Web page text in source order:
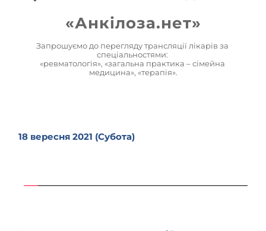
«Анкілоза.нет»
Запрошуємо до перегляду трансляції лікарів за
спеціальностями:
«ревматологія», «загальна практика – сімейна
медицина», «терапія».
18 вересня 2021 (Субота)